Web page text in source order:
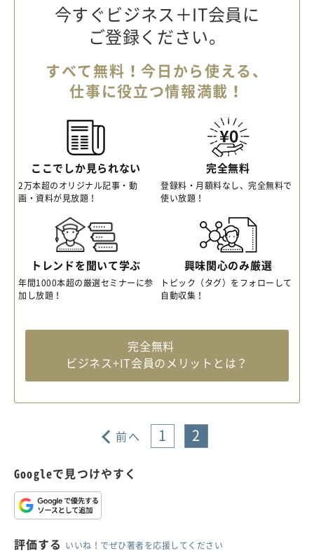
今すぐビジネス＋IT会員に
ご登録ください。
すべて無料！今日から使える、
仕事に役立つ情報満載！
ここでしか見られない
2万本超のオリジナル記事・動
画・資料が見放題！
完全無料
登録料・月額料なし、完全無料で
使い放題！
トレンドを聞いて学ぶ
年間1000本超の厳選セミナーに参
加し放題！
興味関心のみ厳選
トピック（タグ）をフォローして
自動収集！
完全無料
ビジネス+IT会員のメリットとは？
前へ 1 2
Googleで見つけやすく
評価する いいね！でぜひ著者を応援してください